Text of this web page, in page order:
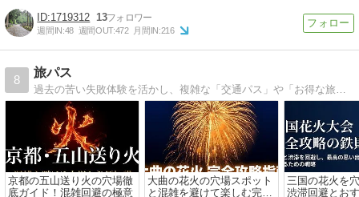
1719312 13
週間IN:48 週間OUT:472 月間IN:216
8
旅パス
過去の苦い失敗体験を活かし、複雑な「交通パス」や「お得な旅行術」を初心者向けにわかりやすく翻訳して発信中！公式情報とリアルな体験をベースに、皆様の旅行を「もっと賢く、もっと自由に」するお手伝いをします。
京都の五山送り火の穴場徹
底ガイド！混雑回避の極意
大曲の花火の穴場スポット
と混雑を避けて楽しむ完全
三国の花火を
渋滞回避とお